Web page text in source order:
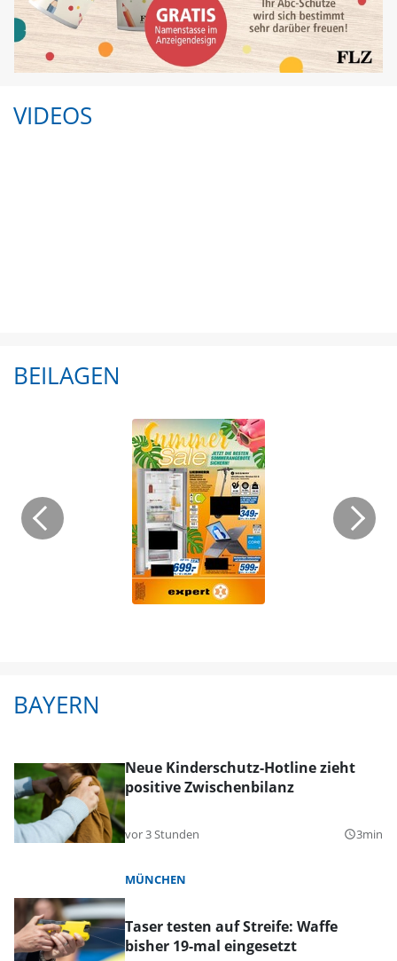
VIDEOS
BEILAGEN
BAYERN
Neue Kinderschutz-Hotline zieht
positive Zwischenbilanz
vor 3 Stunden query_builder3min
MÜNCHEN
Taser testen auf Streife: Waffe
bisher 19-mal eingesetzt